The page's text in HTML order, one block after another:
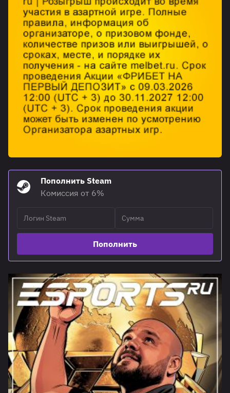
Пополнить Steam
Комиссия от 6%
Пополнить